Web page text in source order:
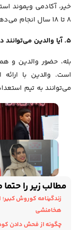
خیر، آکادمی ویموند
8 تا 18 سال انجام می‌دهد.
5. آیا والدین می‌توانند در فرآیند استعدادیابی مشارکت کنند؟
بله، حضور والدین و
است. والدین با
می‌توانند به تیم
مطالب زیر را
زندگینامه کوروش کبیر؛
هخامنشی
چگونه از فحش دادن